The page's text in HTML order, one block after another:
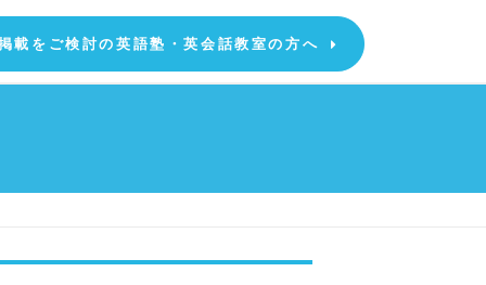
載をご検討の英語塾・英会話教室の方へ